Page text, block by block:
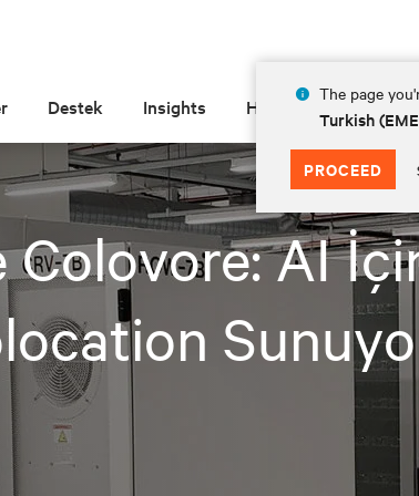
The page
Turkish
PROCEED
Destek Insights Hakkında
Colovore: AI